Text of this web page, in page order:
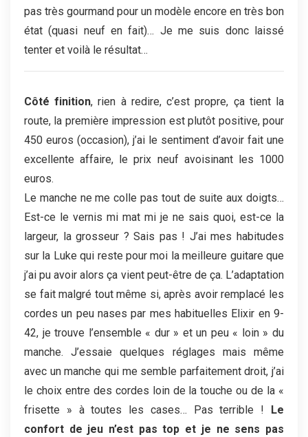
pas très gourmand pour un modèle encore en très bon
état (quasi neuf en fait)… Je me suis donc laissé
tenter et voilà le résultat…
Côté finition, rien à redire, c’est propre, ça tient la
route, la première impression est plutôt positive, pour
450 euros (occasion), j’ai le sentiment d’avoir fait une
excellente affaire, le prix neuf avoisinant les 1000
euros.
Le manche ne me colle pas tout de suite aux doigts…
Est-ce le vernis mi mat mi je ne sais quoi, est-ce la
largeur, la grosseur ? Sais pas ! J’ai mes habitudes
sur la Luke qui reste pour moi la meilleure guitare que
j’ai pu avoir alors ça vient peut-être de ça. L’adaptation
se fait malgré tout même si, après avoir remplacé les
cordes un peu nases par mes habituelles Elixir en 9-
42, je trouve l’ensemble « dur » et un peu « loin » du
manche. J’essaie quelques réglages mais même
avec un manche qui me semble parfaitement droit, j’ai
le choix entre des cordes loin de la touche ou de la «
frisette » à toutes les cases… Pas terrible ! Le
confort de jeu n’est pas top et je ne sens pas